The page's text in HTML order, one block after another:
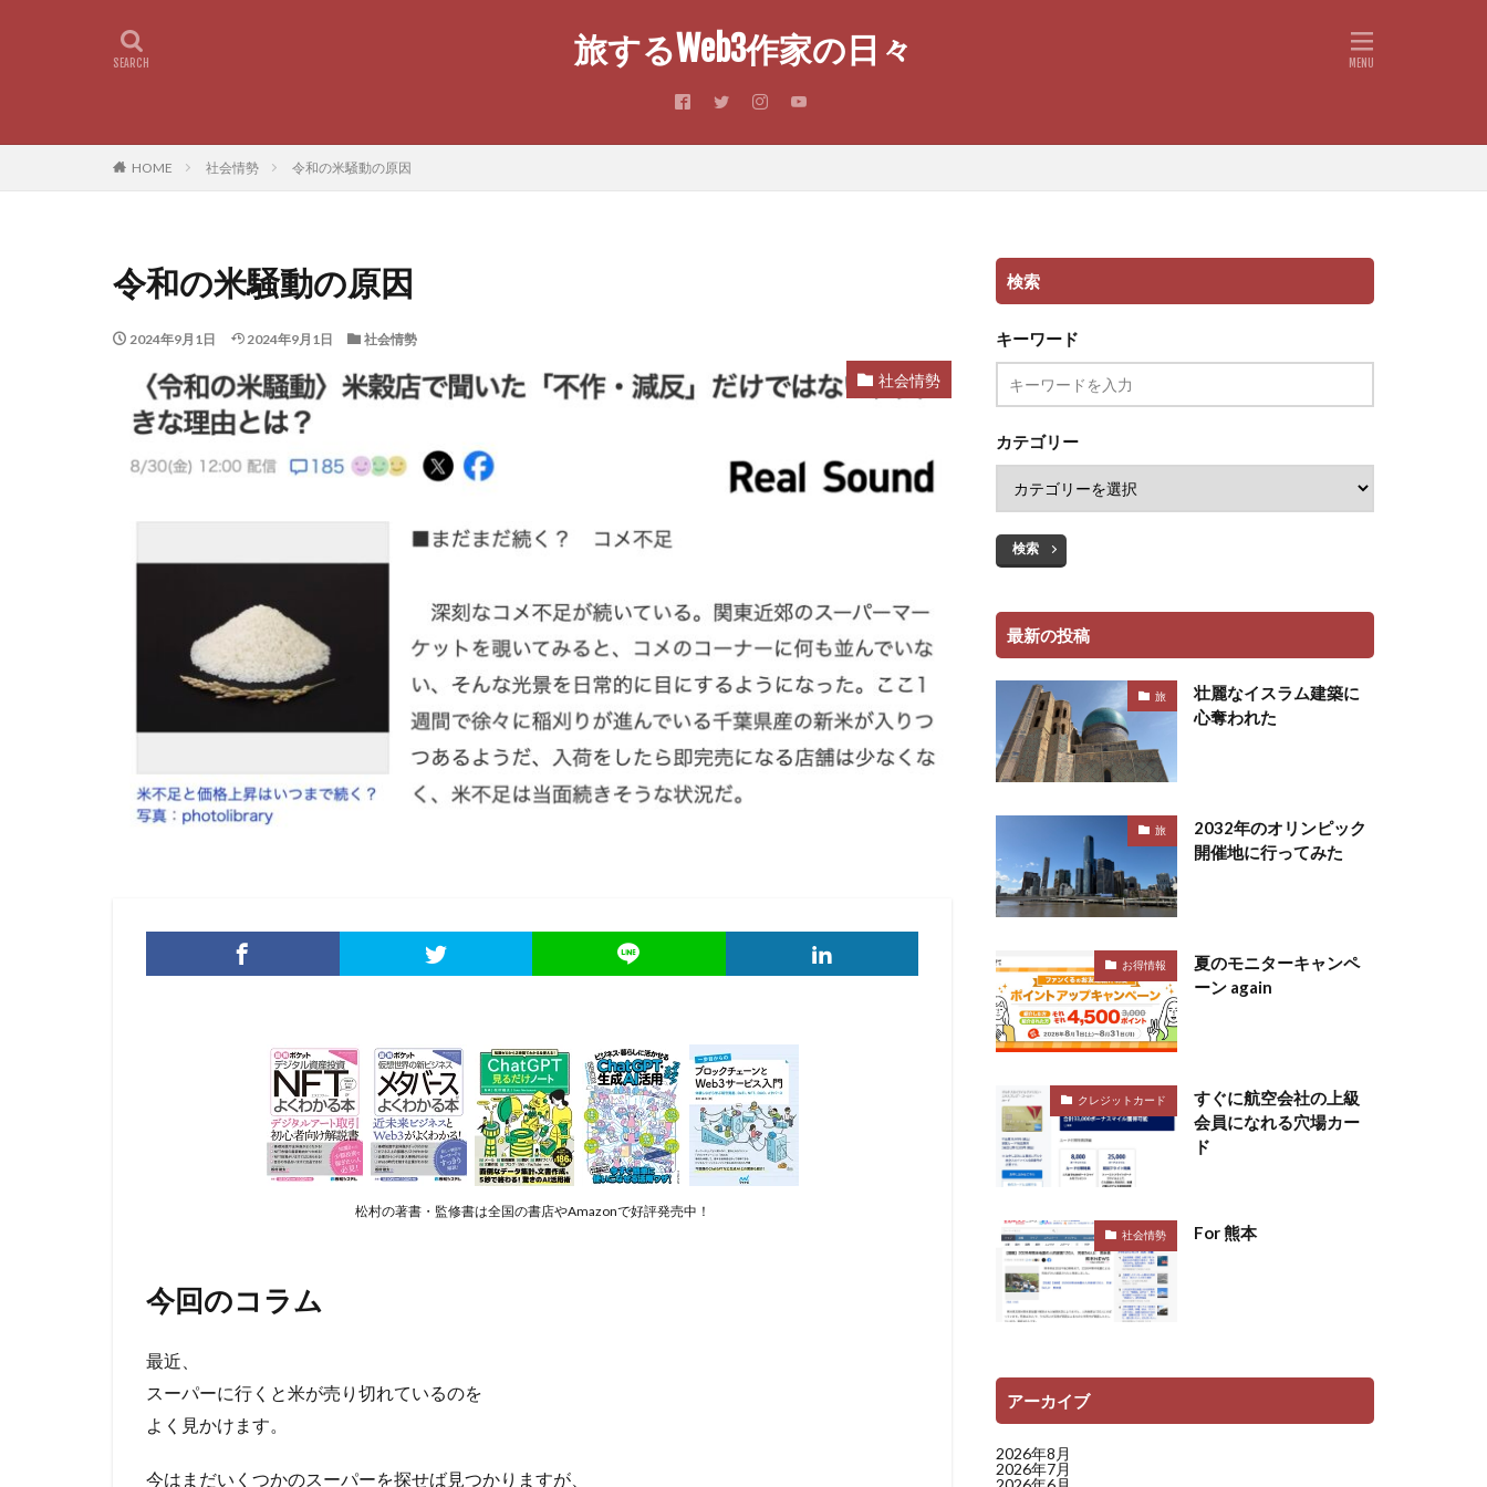
旅するWeb3作家の日々
HOME 社会情勢 令和の米騒動の原因
令和の米騒動の原因
2024年9月1日 2024年9月1日 社会情勢
社会情勢
松村の著書・監修書は全国の書店やAmazonで好評発売中！
今回のコラム
最近、
スーパーに行くと米が売り切れているのを
よく見かけます。
今はまだいくつかのスーパーを探せば見つかりますが、
検索
キーワード
カテゴリー
検索
最新の投稿
旅
壮麗なイスラム建築に
心奪われた
旅
2032年のオリンピック
開催地に行ってみた
お得情報
夏のモニターキャンペ
ーン again
クレジットカード
すぐに航空会社の上級
会員になれる穴場カー
ド
社会情勢 For 熊本
アーカイブ
2026年8月
2026年7月